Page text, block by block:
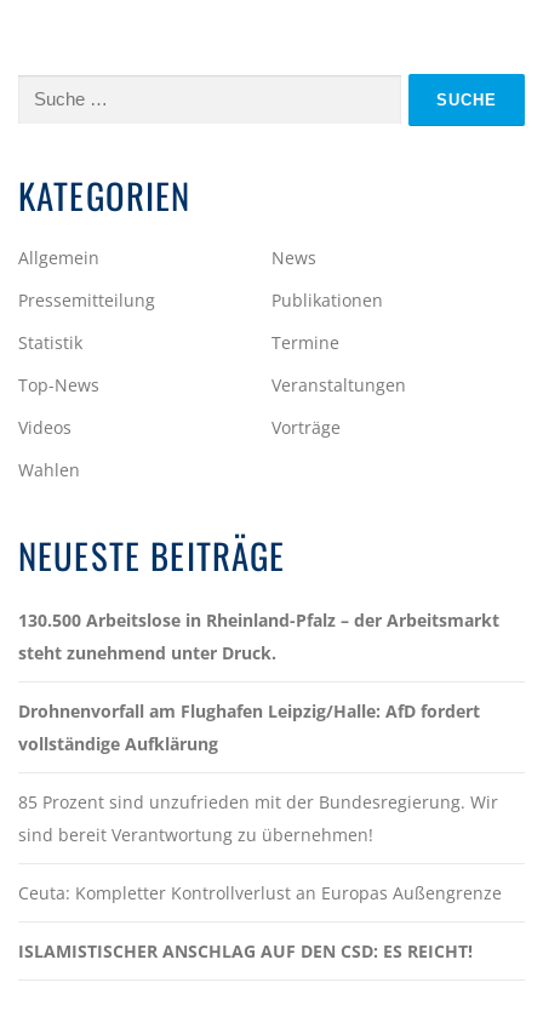
Suche
KATEGORIEN
Allgemein
News
Pressemitteilung
Publikationen
Statistik
Termine
Top-News
Veranstaltungen
Videos
Vorträge
Wahlen
NEUESTE BEITRÄGE
130.500 Arbeitslose in Rheinland-Pfalz – der Arbeitsmarkt
steht zunehmend unter Druck.
Drohnenvorfall am Flughafen Leipzig/Halle: AfD fordert
vollständige Aufklärung
85 Prozent sind unzufrieden mit der Bundesregierung. Wir
sind bereit Verantwortung zu übernehmen!
Ceuta: Kompletter Kontrollverlust an Europas Außengrenze
ISLAMISTISCHER ANSCHLAG AUF DEN CSD: ES REICHT!